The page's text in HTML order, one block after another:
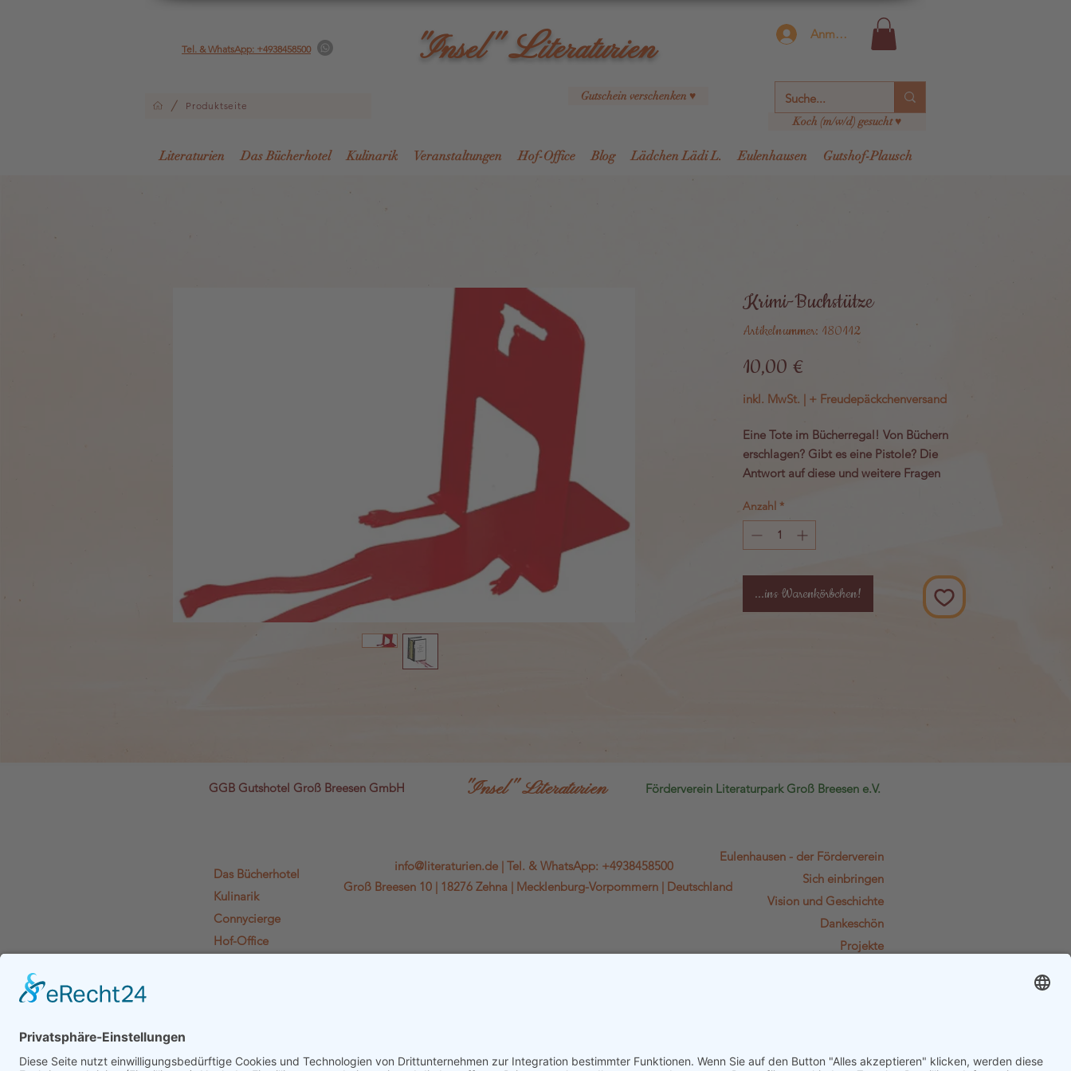
Tel. & WhatsApp: +4938458500 "Insel"Literaturien
/ Produktseite
Gutschein verschenken ♥
Anmelden
Koch (m/w/d) gesucht ♥
Literaturien Das Bücherhotel Kulinarik Veranstaltungen Hof-Office Blog Lädchen Lädi L. Eulenhausen Gutshof-Plausch
Krimi-Buchstütze
Artikelnummer: 180112
10,00 €
inkl. MwSt. | + Freudepäckchenversand
Eine Tote im Bücherregal! Von Büchern
erschlagen? Gibt es eine Pistole? Die
Antwort auf diese und weitere Fragen
Buchstütze ins Regal stellen.
Einzelbuchstütze aus pulverbeschichtetem
15,3 cm. Tiefe: 10,7 cm.
Anzahl *
...ins Warenkörbchen!
GGB Gutshotel Groß Breesen GmbH "Insel" Literaturien Förderverein Literaturpark Groß Breesen e.V.
Das Bücherhotel
Kulinarik
Connycierge
Hof-Office
Groß Breesen 10 | 18276 Zehna | Mecklenburg-Vorpommern | Deutschland
info@literaturien.de | Tel. & WhatsApp: +4938458500
Eulenhausen - der Förderverein
Sich einbringen
Vision und Geschichte
Dankeschön
Projekte
DE41 1305 0000 0201 1215 49